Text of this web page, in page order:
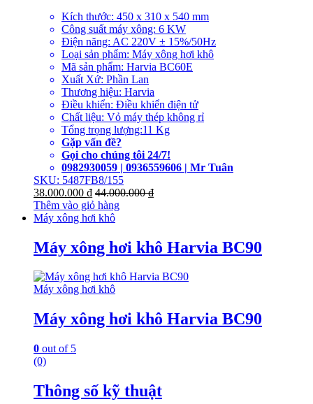
Kích thước: 450 x 310 x 540 mm
Công suất máy xông: 6 KW
Điện năng: AC 220V ± 15%/50Hz
Loại sản phẩm: Máy xông hơi khô
Mã sản phẩm: Harvia BC60E
Xuất Xứ: Phần Lan
Thương hiệu: Harvia
Điều khiển: Điều khiển điện tử
Chất liệu: Vỏ máy thép không rỉ
Tổng trọng lượng:11 Kg
Gặp vấn đề?
Gọi cho chúng tôi 24/7!
0982930059 | 0936559606 | Mr Tuân
SKU: 5487FB8/155
38.000.000 ₫ 44.000.000₫
Thêm vào giỏ hàng
Máy xông hơi khô
Máy xông hơi khô Harvia BC90
Máy xông hơi khô
Máy xông hơi khô Harvia BC90
0 out of 5
(0)
Thông số kỹ thuật